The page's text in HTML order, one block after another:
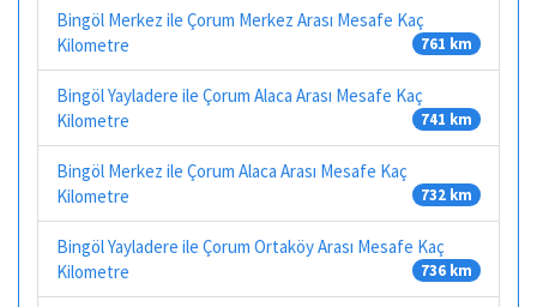
Bingöl Merkez ile Çorum Merkez Arası Mesafe Kaç
Kilometre
761 km
Bingöl Yayladere ile Çorum Alaca Arası Mesafe Kaç
Kilometre
741 km
Bingöl Merkez ile Çorum Alaca Arası Mesafe Kaç
Kilometre
732 km
Bingöl Yayladere ile Çorum Ortaköy Arası Mesafe Kaç
Kilometre
736 km